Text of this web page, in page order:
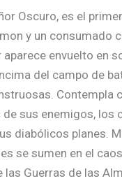
Oscuro, es el
y un consumado
aparece envuelto en
del campo de
Contempla
sus enemigos, los
diabólicos planes.
se sumen en el
Guerras de las